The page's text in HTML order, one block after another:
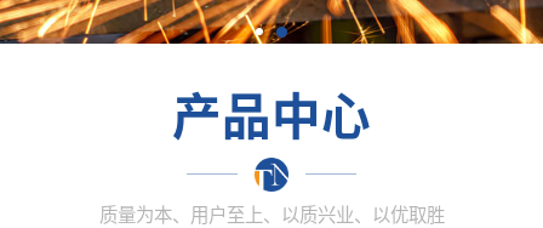
产品中心
质量为本、用户至上、以质兴业、以优取胜